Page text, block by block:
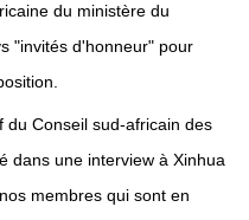
du ministère du
"invités d'honneur" pour
du Conseil sud-africain des
dans une interview à Xinhua
membres qui sont en